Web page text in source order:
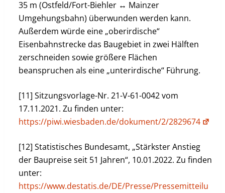
35 m (Ostfeld/Fort-Biehler ↔ Mainzer
Umgehungsbahn) überwunden werden kann.
Außerdem würde eine „oberirdische“
Eisenbahnstrecke das Baugebiet in zwei Hälften
zerschneiden sowie größere Flächen
beanspruchen als eine „unterirdische“ Führung.
[11] Sitzungsvorlage-Nr. 21-V-61-0042 vom
17.11.2021. Zu finden unter:
https://piwi.wiesbaden.de/dokument/2/2829674
[12] Statistisches Bundesamt, „Stärkster Anstieg
der Baupreise seit 51 Jahren“, 10.01.2022. Zu finden
unter:
https://www.destatis.de/DE/Presse/Pressemitteilu